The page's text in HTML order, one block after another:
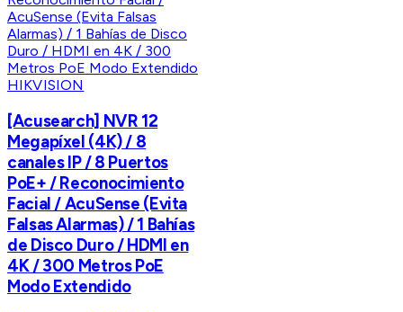
HIKVISION
[Acusearch] NVR 12
Megapíxel (4K) / 8
canales IP / 8 Puertos
PoE+ / Reconocimiento
Facial / AcuSense (Evita
Falsas Alarmas) / 1 Bahías
de Disco Duro / HDMI en
4K / 300 Metros PoE
Modo Extendido